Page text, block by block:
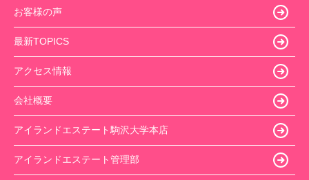
お客様の声
最新TOPICS
アクセス情報
会社概要
アイランドエステート駒沢大学本店
アイランドエステート管理部